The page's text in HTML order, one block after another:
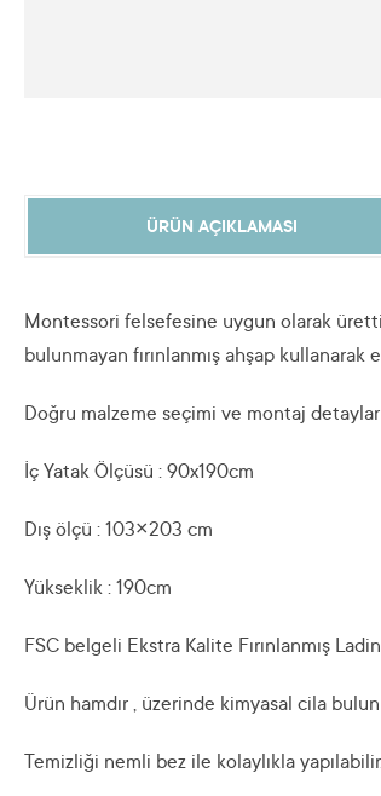
ÜRÜN AÇIKLAMASI
Montessori felsefesine uygun olarak
bulunmayan fırınlanmış ahşap
Doğru malzeme seçimi ve montaj
İç Yatak Ölçüsü : 90x190cm
Dış ölçü : 103×203 cm
Yükseklik : 190cm
FSC belgeli Ekstra Kalite Fırınlanmış Ladin
Ürün hamdır , üzerinde kimyasal cila
Temizliği nemli bez ile kolaylıkla